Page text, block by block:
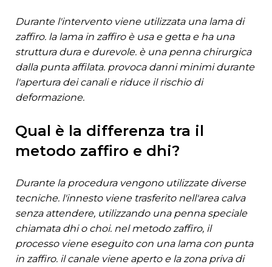
durante l'intervento viene utilizzata una lama di
zaffiro. la lama in zaffiro è usa e getta e ha una
struttura dura e durevole. è una penna chirurgica
dalla punta affilata. provoca danni minimi durante
l'apertura dei canali e riduce il rischio di
deformazione.
qual è la differenza tra il
metodo zaffiro e dhi?
durante la procedura vengono utilizzate diverse
tecniche. l'innesto viene trasferito nell'area calva
senza attendere, utilizzando una penna speciale
chiamata dhi o choi. nel metodo zaffiro, il
processo viene eseguito con una lama con punta
in zaffiro. il canale viene aperto e la zona priva di